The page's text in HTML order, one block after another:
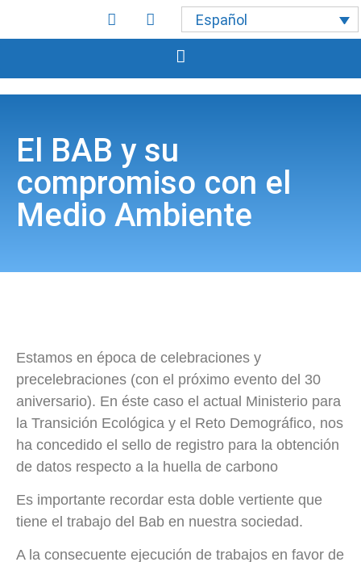
Español
El BAB y su
compromiso con el
Medio Ambiente
Estamos en época de celebraciones y
precelebraciones (con el próximo evento del 30
aniversario). En éste caso el actual Ministerio para
la Transición Ecológica y el Reto Demográfico, nos
ha concedido el sello de registro para la obtención
de datos respecto a la huella de carbono
Es importante recordar esta doble vertiente que
tiene el trabajo del Bab en nuestra sociedad.
A la consecuente ejecución de trabajos en favor de